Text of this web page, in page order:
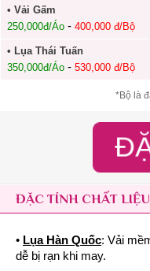
• Vải Gấm
250,000đ/Áo - 400,000 đ/Bộ
• Lụa Thái Tuấn
350,000đ/Áo - 530,000 đ/Bộ
*Bộ là
ĐẶC TÍNH CHẤT
• Lụa Hàn Quốc: Vải
dễ bị rạn khi may.